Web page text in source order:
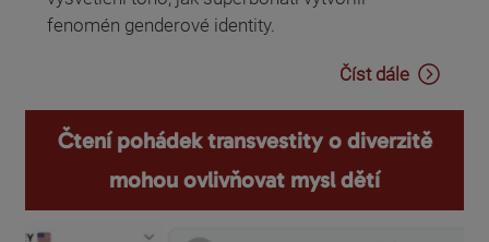
fenomén genderové identity.
Číst dále
Čtení pohádek transvestity o diverzitě
mohou ovlivňovat mysl dětí